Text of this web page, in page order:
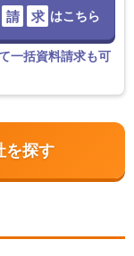
請 求 はこちら
一括資料請求も可
を探す